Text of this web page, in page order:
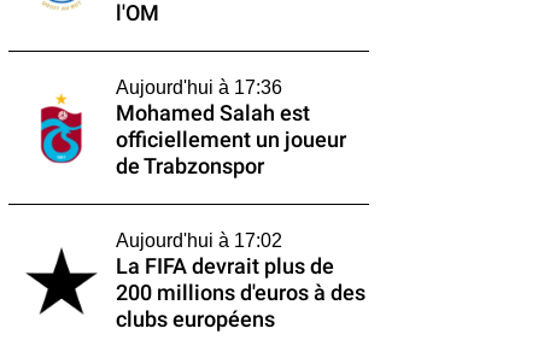
l'OM
Aujourd'hui à 17:36
Mohamed Salah est
officiellement un joueur
de Trabzonspor
Aujourd'hui à 17:02
La FIFA devrait plus de
200 millions d'euros à des
clubs européens